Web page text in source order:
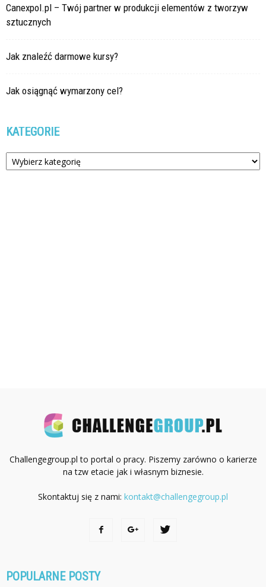
Canexpol.pl – Twój partner w produkcji elementów z tworzyw
sztucznych
Jak znaleźć darmowe kursy?
Jak osiągnąć wymarzony cel?
KATEGORIE
Kategorie
Challengegroup.pl to portal o pracy. Piszemy zarówno o karierze
na tzw etacie jak i własnym biznesie.
Skontaktuj się z nami: kontakt@challengegroup.pl
POPULARNE POSTY